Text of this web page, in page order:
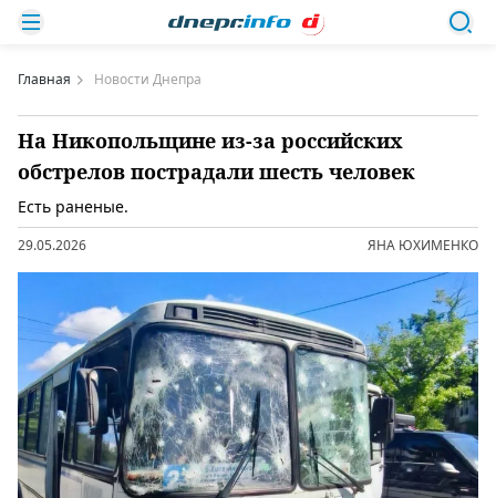
Главная Новости Днепра
На Никопольщине из-за российских
обстрелов пострадали шесть человек
Есть раненые.
29.05.2026 ЯНА ЮХИМЕНКО